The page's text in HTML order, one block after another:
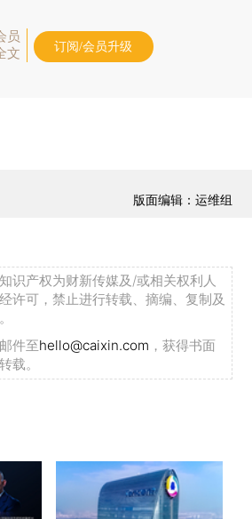
员
文
订阅/会员升级
版面编辑：运维组
识产权为财新传媒及/或相关权利人
许可，禁止进行转载、摘编、复制及
件至hello@caixin.com ，获得书面
载。